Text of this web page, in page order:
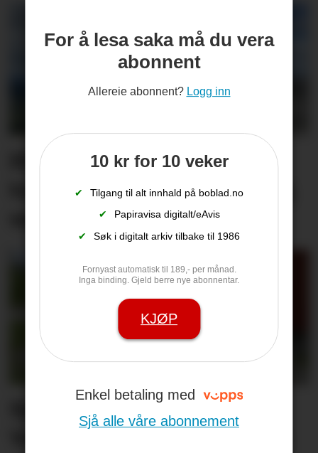
For å lesa saka må du vera
abonnent
Allereie abonnent? Logg inn
10 kr for 10 veker
✔
Tilgang til alt innhald på boblad.no
✔
Papiravisa digitalt/eAvis
✔
Søk i digitalt arkiv tilbake til 1986
Fornyast automatisk til 189,- per månad.
Inga binding. Gjeld berre nye abonnentar.
KJØP
Enkel betaling med
Sjå alle våre abonnement
Hit drar nesten alle
turistane: – Det er utruleg
Sjekkliste før studie­start: